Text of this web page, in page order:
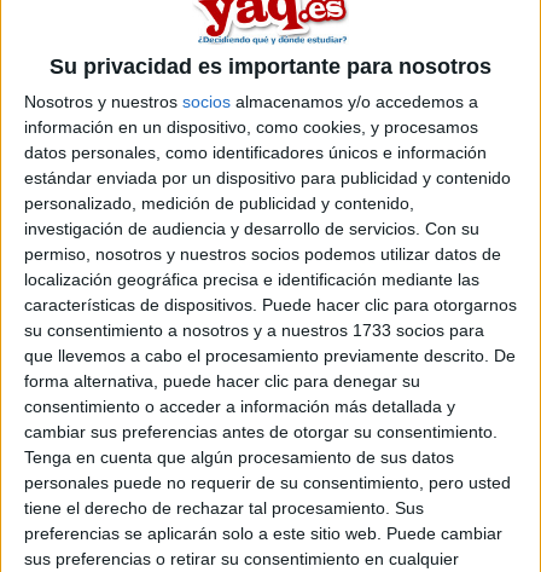
Su privacidad es importante para nosotros
Nosotros y nuestros socios almacenamos y/o accedemos a
información en un dispositivo, como cookies, y procesamos
datos personales, como identificadores únicos e información
estándar enviada por un dispositivo para publicidad y contenido
personalizado, medición de publicidad y contenido,
investigación de audiencia y desarrollo de servicios. Con su
permiso, nosotros y nuestros socios podemos utilizar datos de
localización geográfica precisa e identificación mediante las
características de dispositivos. Puede hacer clic para otorgarnos
su consentimiento a nosotros y a nuestros 1733 socios para
que llevemos a cabo el procesamiento previamente descrito. De
forma alternativa, puede hacer clic para denegar su
consentimiento o acceder a información más detallada y
cambiar sus preferencias antes de otorgar su consentimiento.
Tenga en cuenta que algún procesamiento de sus datos
personales puede no requerir de su consentimiento, pero usted
tiene el derecho de rechazar tal procesamiento. Sus
preferencias se aplicarán solo a este sitio web. Puede cambiar
sus preferencias o retirar su consentimiento en cualquier
Calle Sagrado Corazón, 5
46110 Godella
Valencia
Tel: 963 637 412
Fax: 963 901 987
Campus de la Costera
C/ Cami Fàbrica de Paper, s/n
46800
Xàtiva
Valencia
Tel: 963 637 412
Web: https://www.ucv.es/q...
Campus de la Rivera
c/ Poeta Bernat Montagut, s/n
46600 Alzira
Valencia
Tel: 963 637 412
Web: https://www.ucv.es/q...